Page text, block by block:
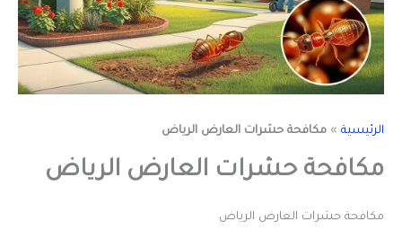
الرئيسية » مكافحة حشرات العارض الرياض
مكافحة حشرات العارض الرياض
مكافحة حشرات العارض الرياض